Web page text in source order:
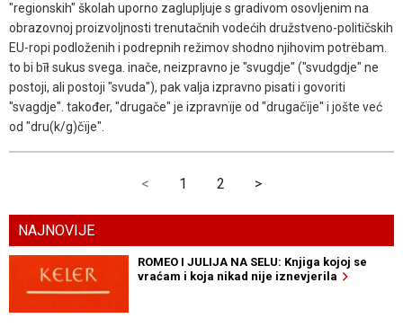
"regionskih" školah uporno zaglupljuje s gradivom osovljenim na
obrazovnoj proizvoljnosti trenutačnih vodećih družstveno-političskih
EU-ropi podloženih i podrepnih režimov shodno njihovim potrëbam.
to bi bīł sukus svega. inače, neizpravno je "svugdje" ("svudgdje" ne
postoji, ali postoji "svuda"), pak valja izpravno pisati i govoriti
"svagdje". također, "drugače" je izpravnïje od "drugačïje" i jošte već
od "dru(k/g)čïje".
< 1 2 >
NAJNOVIJE
ROMEO I JULIJA NA SELU: Knjiga kojoj se
vraćam i koja nikad nije iznevjerila